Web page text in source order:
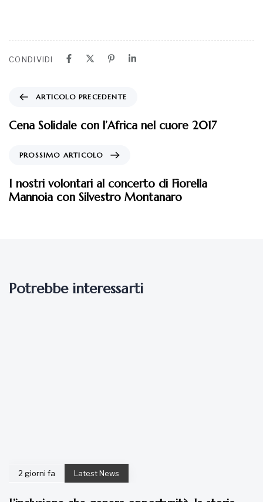
PROSSIMO ARTICOLO
Potrebbe interessarti